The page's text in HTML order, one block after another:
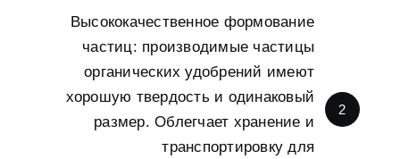
2
Высококачественное формование
частиц: производимые частицы
органических удобрений имеют
хорошую твердость и одинаковый
размер.Облегчает хранение и
транспортировку для